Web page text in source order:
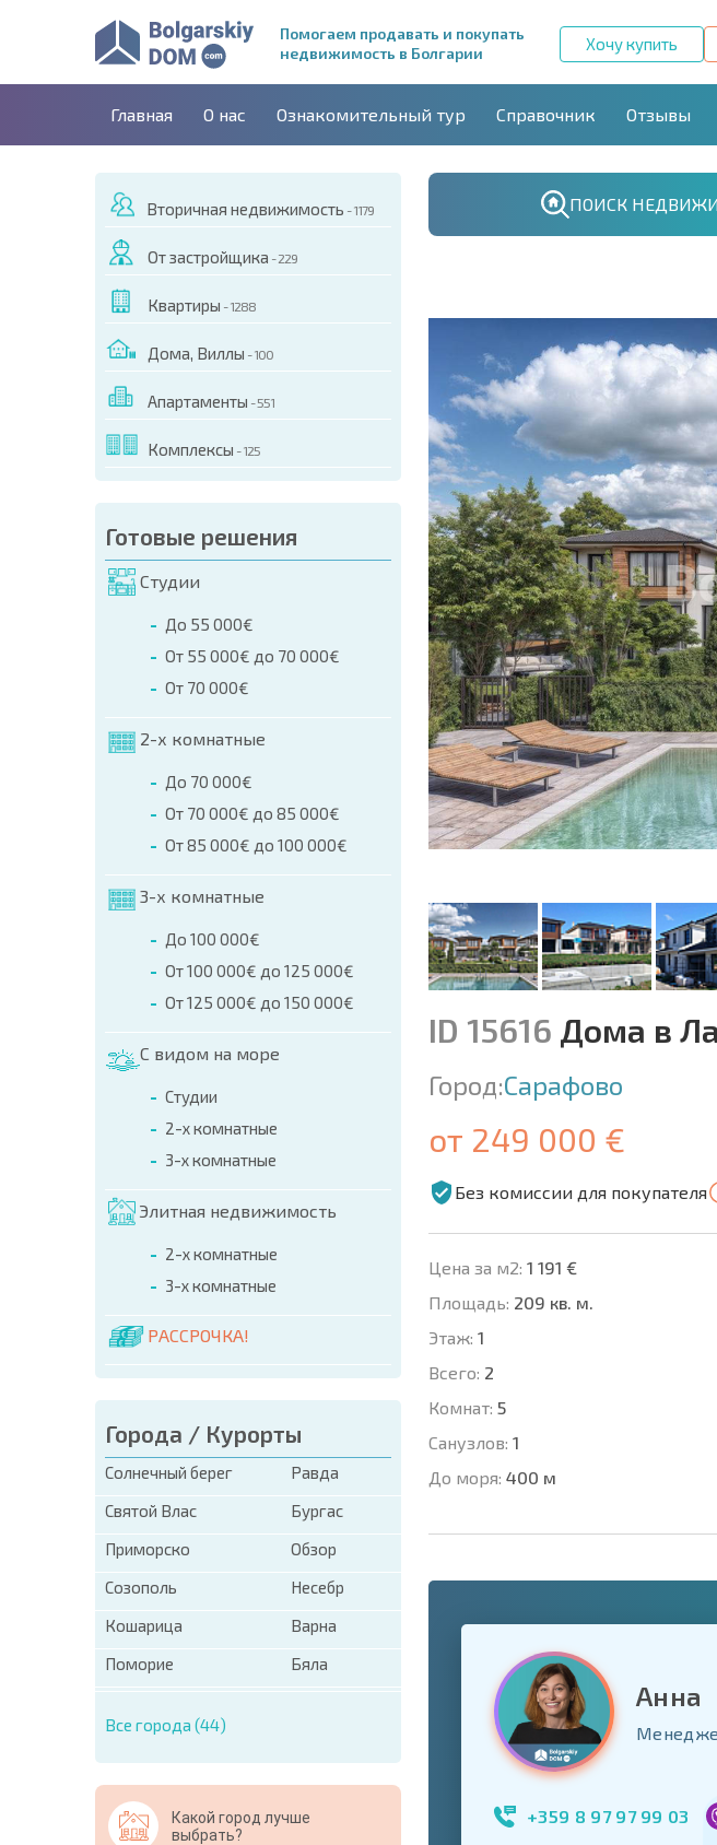
Помогаем продавать и покупать
недвижимость в Болгарии
Хочу купить
Главная О нас Ознакомительный тур Справочник Отзывы
Вторичная недвижимость - 1179
От застройщика - 229
Квартиры - 1288
Дома, Виллы - 100
Апартаменты - 551
Комплексы - 125
Готовые решения
Студии
До 55 000€
От 55 000€ до 70 000€
От 70 000€
2-х комнатные
До 70 000€
От 70 000€ до 85 000€
От 85 000€ до 100 000€
3-х комнатные
До 100 000€
От 100 000€ до 125 000€
От 125 000€ до 150 000€
С видом на море
Студии
2-х комнатные
3-х комнатные
Элитная недвижимость
2-х комнатные
3-х комнатные
РАССРОЧКА!
Города / Курорты
Солнечный берег
Равда
Святой Влас
Бургас
Приморско
Обзор
Созополь
Несебр
Кошарица
Варна
Поморие
Бяла
Все города (44)
Какой город лучше
выбрать?
ПОИСК
ЭТОГО ОБЪЕКТА
телефонам:
+359 8 9797 99 03
ID 15616 Дома в
Город:Сарафово
от 249 000 €
Без комиссии для покупателя
Цена за м2: 1 191 €
Площадь: 209 кв. м.
Этаж: 1
Всего: 2
Комнат: 5
Санузлов: 1
До моря: 400 м
United
+1
* Поля обязательные для заполнения
Свернуть форму
Анна
+359 8 97 97 99 03